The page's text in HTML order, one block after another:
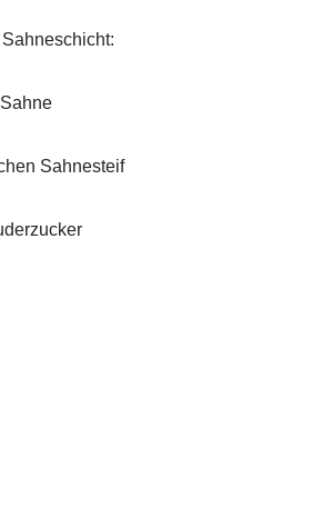
Sahnesteif